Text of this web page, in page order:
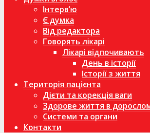
Інтерв’ю
Є думка
Від редактора
Говорять лікарі
Лікарі відпочивають
День в історії
Історії з життя
Територія пацієнта
Дієти та корекція ваги
Здорове життя в
Системи та органи
Контакти